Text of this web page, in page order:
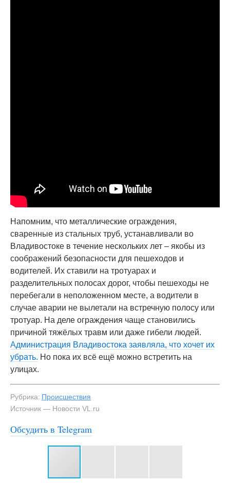
Напомним, что металлические ограждения,
сваренные из стальных труб, устанавливали во
Владивостоке в течение нескольких лет – якобы из
соображений безопасности для пешеходов и
водителей. Их ставили на тротуарах и
разделительных полосах дорог, чтобы пешеходы не
перебегали в неположенном месте, а водители в
случае аварии не вылетали на встречную полосу или
тротуар. На деле ограждения чаще становились
причиной тяжёлых травм или даже гибели людей.
Администрация Владивостока заявляла, что хочет их
убрать. Но пока их всё ещё можно встретить на
улицах.
Рубрика: Происшествия
Источник — Новости VL.ru
Обсудить в Telegram